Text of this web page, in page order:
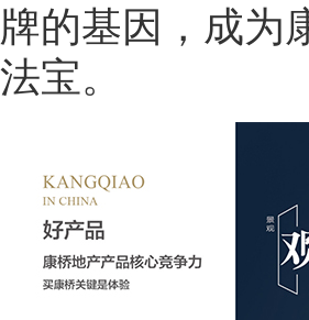
牌的基因，成为
法宝。